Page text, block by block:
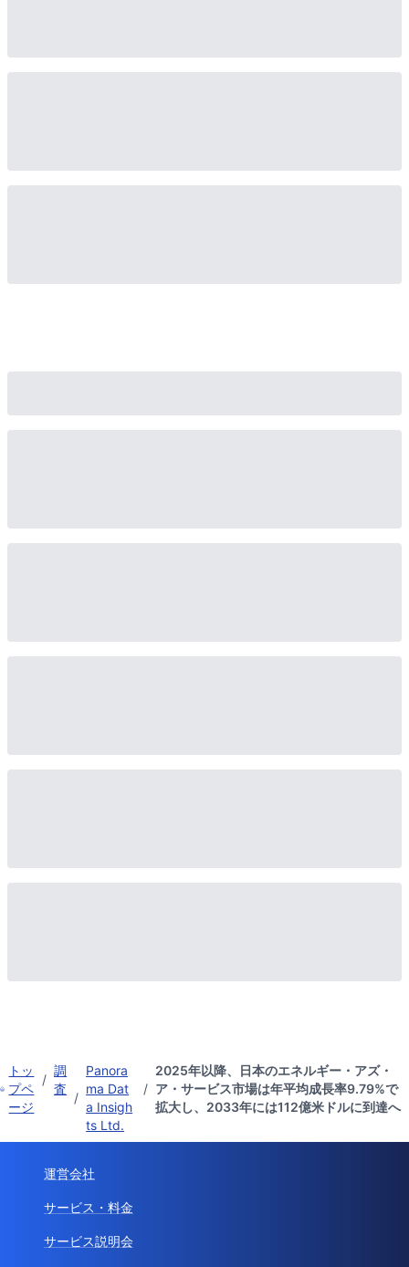
トッ
プペ
ージ
/
調
査
/
Panora
ma Dat
a Insigh
ts Ltd.
/
2025年以降、日本のエネルギー・アズ・
ア・サービス市場は年平均成長率9.79%で
拡大し、2033年には112億米ドルに到達へ
運営会社
サービス・料金
サービス説明会